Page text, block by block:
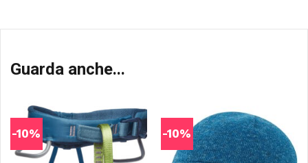
Guarda anche...
-10% -10%